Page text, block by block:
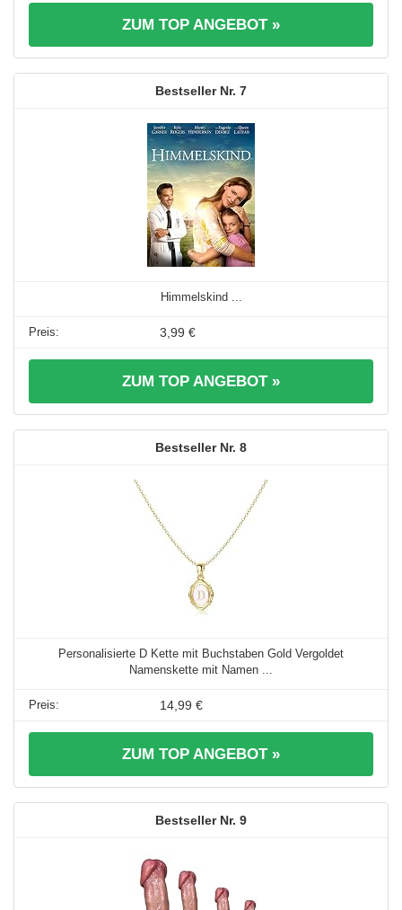
ZUM TOP ANGEBOT »
7
Himmelskind ...
3,99 €
ZUM TOP ANGEBOT »
8
Personalisierte D Kette mit Buchstaben Gold Vergoldet
Namenskette mit Namen ...
14,99 €
ZUM TOP ANGEBOT »
9